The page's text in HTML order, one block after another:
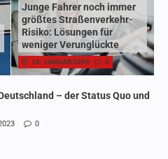
Junge Fahrer noch immer
größtes Straßenverkehr-
Risiko: Lösungen für
weniger Verunglückte
18. JANUAR 2024 0
– der Status Quo und
0